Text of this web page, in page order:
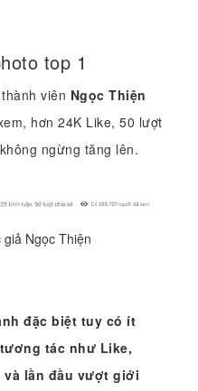
top 1
viên Ngọc Thiện
hơn 24K Like, 50 lượt
ngừng tăng lên.
Ngọc Thiện
đặc biệt tuy có ít
tác như Like,
và lần đầu vượt giới